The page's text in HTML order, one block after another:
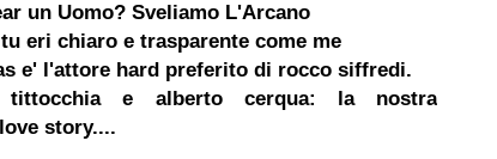
un Uomo? Sveliamo L'Arcano
eri chiaro e trasparente come me
e' l'attore hard preferito di rocco siffredi.
tittocchia e alberto cerqua: la nostra
story....